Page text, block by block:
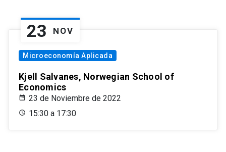
23 NOV
Microeconomía Aplicada
Kjell Salvanes, Norwegian School of
Economics
23 de Noviembre de 2022
15:30 a 17:30